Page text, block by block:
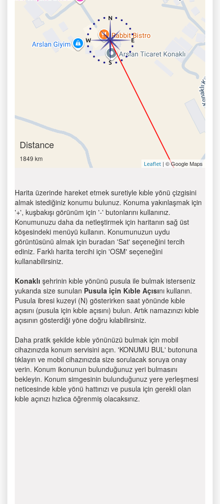
Distance
1849 km
Leaflet | © Google Maps
Harita üzerinde hareket etmek suretiyle kıble yönü çizgisini
almak istediğiniz konumu bulunuz. Konuma yakınlaşmak için
'+', kuşbakışı görünüm için '-' butonlarını kullanınız.
Konumunuzu daha da netleştirmek için haritanın sağ üst
köşesindeki menüyü kullanın. Konumunuzun uydu
görüntüsünü almak için buradan 'Sat' seçeneğini tercih
ediniz. Farklı harita tercihi için 'OSM' seçeneğini
kullanabilirsiniz.
Konaklı şehrinin kıble yönünü pusula ile bulmak isterseniz
yukarıda size sunulan Pusula için Kıble Açısını kullanın.
Pusula ibresi kuzeyi (N) gösterirken saat yönünde kıble
açısını (pusula için kıble açısını) bulun. Artık namazınızı kıble
açısının gösterdiği yöne doğru kılabilirsiniz.
Daha pratik şekilde kıble yönünüzü bulmak için mobil
cihazınızda konum servisini açın. 'KONUMU BUL' butonuna
tıklayın ve mobil cihazınızda size sorulacak soruya onay
verin. Konum ikonunun bulunduğunuz yeri bulmasını
bekleyin. Konum simgesinin bulunduğunuz yere yerleşmesi
neticesinde kıble yönü hattınızı ve pusula için gerekli olan
kıble açınızı hızlıca öğrenmiş olacaksınız.